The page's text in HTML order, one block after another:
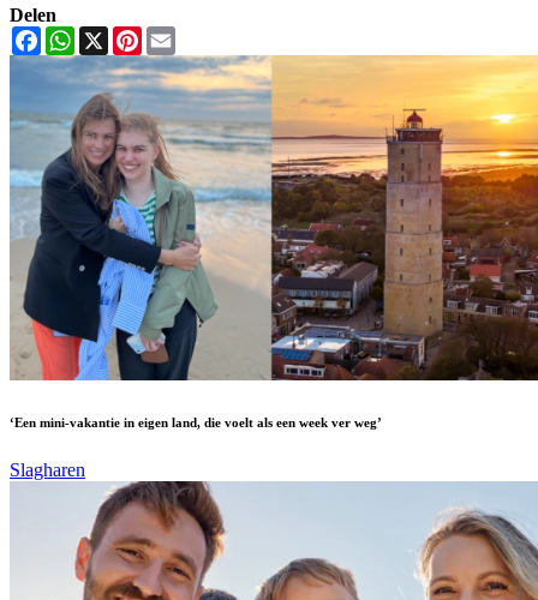
Delen
FacebookWhatsApp
X Pinterest
‘Een mini-vakantie in eigen land, die voelt als een week ver weg’
Slagharen